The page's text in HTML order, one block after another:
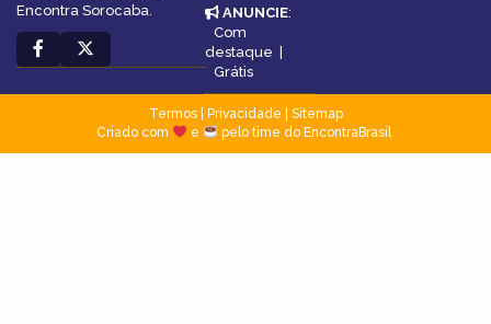
Encontra Sorocaba.
ANUNCIE:
Com
destaque |
Grátis
Termos| Privacidade
Sitemap
Criado com
e pelo time do EncontraBrasil